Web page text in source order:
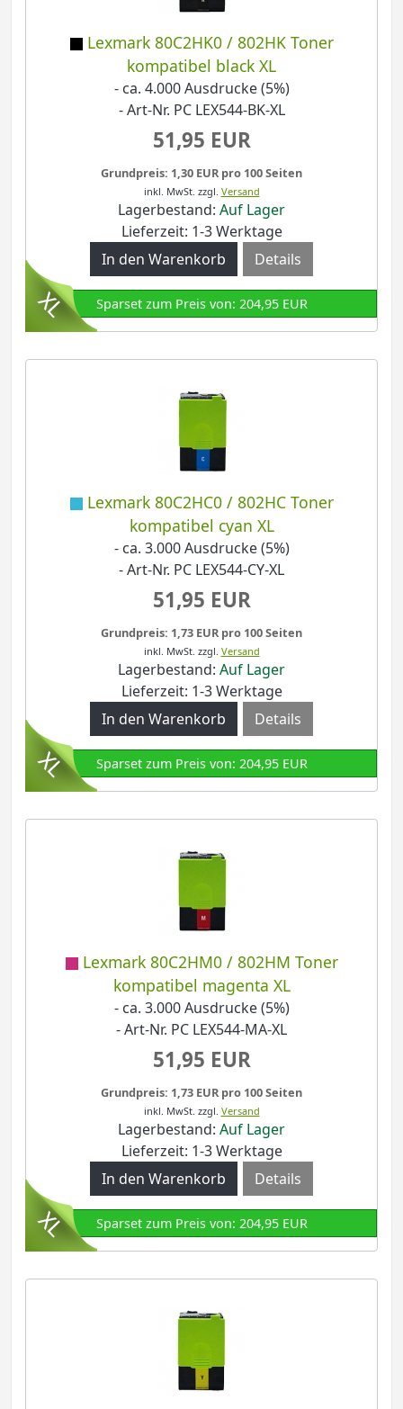
Lexmark 80C2HK0 / 802HK Toner
kompatibel black XL
- ca. 4.000 Ausdrucke (5%)
- Art-Nr. PC LEX544-BK-XL
51,95 EUR
Grundpreis: 1,30 EUR pro 100 Seiten
inkl. MwSt. zzgl. Versand
Lagerbestand: Auf Lager
Lieferzeit: 1-3 Werktage
Details
Sparset zum Preis von: 204,95 EUR
Lexmark 80C2HC0 / 802HC Toner
kompatibel cyan XL
- ca. 3.000 Ausdrucke (5%)
- Art-Nr. PC LEX544-CY-XL
51,95 EUR
Grundpreis: 1,73 EUR pro 100 Seiten
inkl. MwSt. zzgl. Versand
Lagerbestand: Auf Lager
Lieferzeit: 1-3 Werktage
Details
Sparset zum Preis von: 204,95 EUR
Lexmark 80C2HM0 / 802HM Toner
kompatibel magenta XL
- ca. 3.000 Ausdrucke (5%)
- Art-Nr. PC LEX544-MA-XL
51,95 EUR
Grundpreis: 1,73 EUR pro 100 Seiten
inkl. MwSt. zzgl. Versand
Lagerbestand: Auf Lager
Lieferzeit: 1-3 Werktage
Details
Sparset zum Preis von: 204,95 EUR